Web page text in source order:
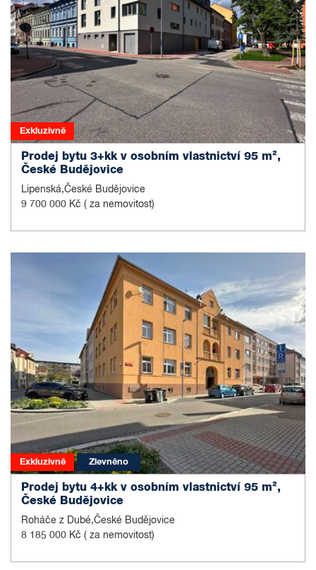
Exkluzivně
Prodej bytu 3+kk v osobním vlastnictví 95 m²,
České Budějovice
Lipenská,České Budějovice
9 700 000 Kč ( za nemovitost)
Exkluzivně Zlevněno
Prodej bytu 4+kk v osobním vlastnictví 95 m²,
České Budějovice
Roháče z Dubé,České Budějovice
8 185 000 Kč ( za nemovitost)